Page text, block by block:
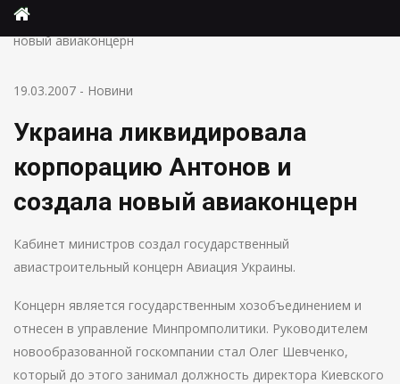
Украина ликвидировала корпорацию Антонов и создала
новый авиаконцерн
19.03.2007 - Новини
Украина ликвидировала
корпорацию Антонов и
создала новый авиаконцерн
Кабинет министров создал государственный
авиастроительный концерн Авиация Украины.
Концерн является государственным хозобъединением и
отнесен в управление Минпромполитики. Руководителем
новообразованной госкомпании стал Олег Шевченко,
который до этого занимал должность директора Киевского